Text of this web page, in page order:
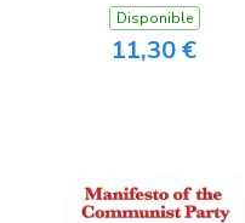
Disponible
11,30 €